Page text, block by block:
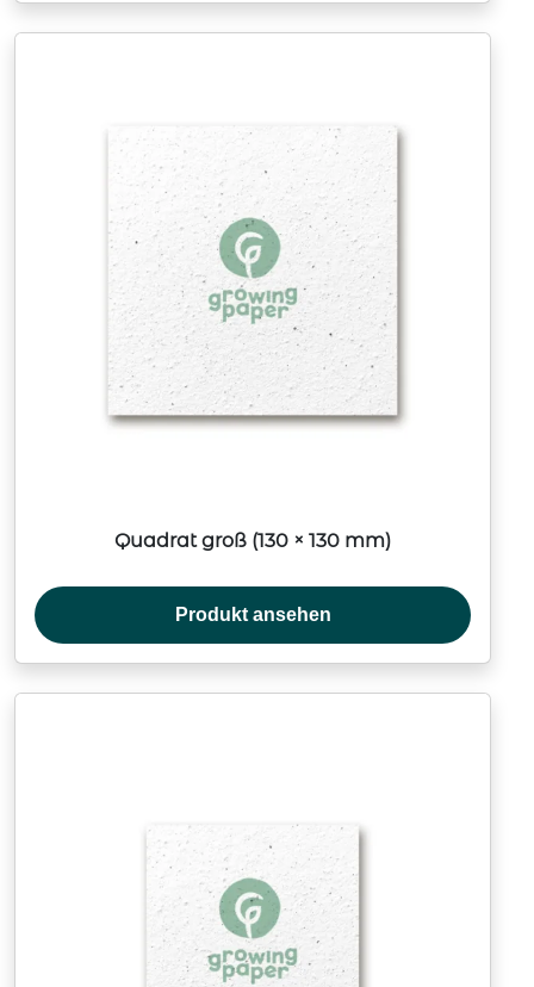
Quadrat groß (130 × 130 mm)
Produkt ansehen